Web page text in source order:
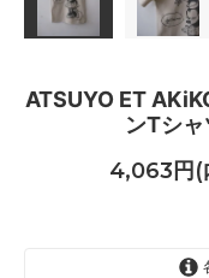
ATSUYO ET
ンTシ
4,063円(